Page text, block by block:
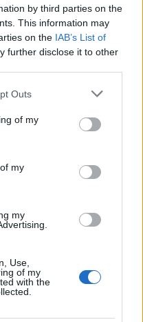
by third parties on the
This information may
on the IAB’s List of
further disclose it to other
one or more Google
You may click to
its third-party tags to
in below Google
Outs
of my
my
my
Use,
of my
with the